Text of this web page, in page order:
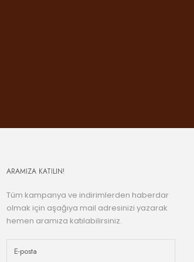
ARAMIZA KATILIN!
Tüm kampanya ve indirimlerden haberdar
olmak için aşağıya mail adresinizi yazarak
hemen aramıza katılabilirsiniz.